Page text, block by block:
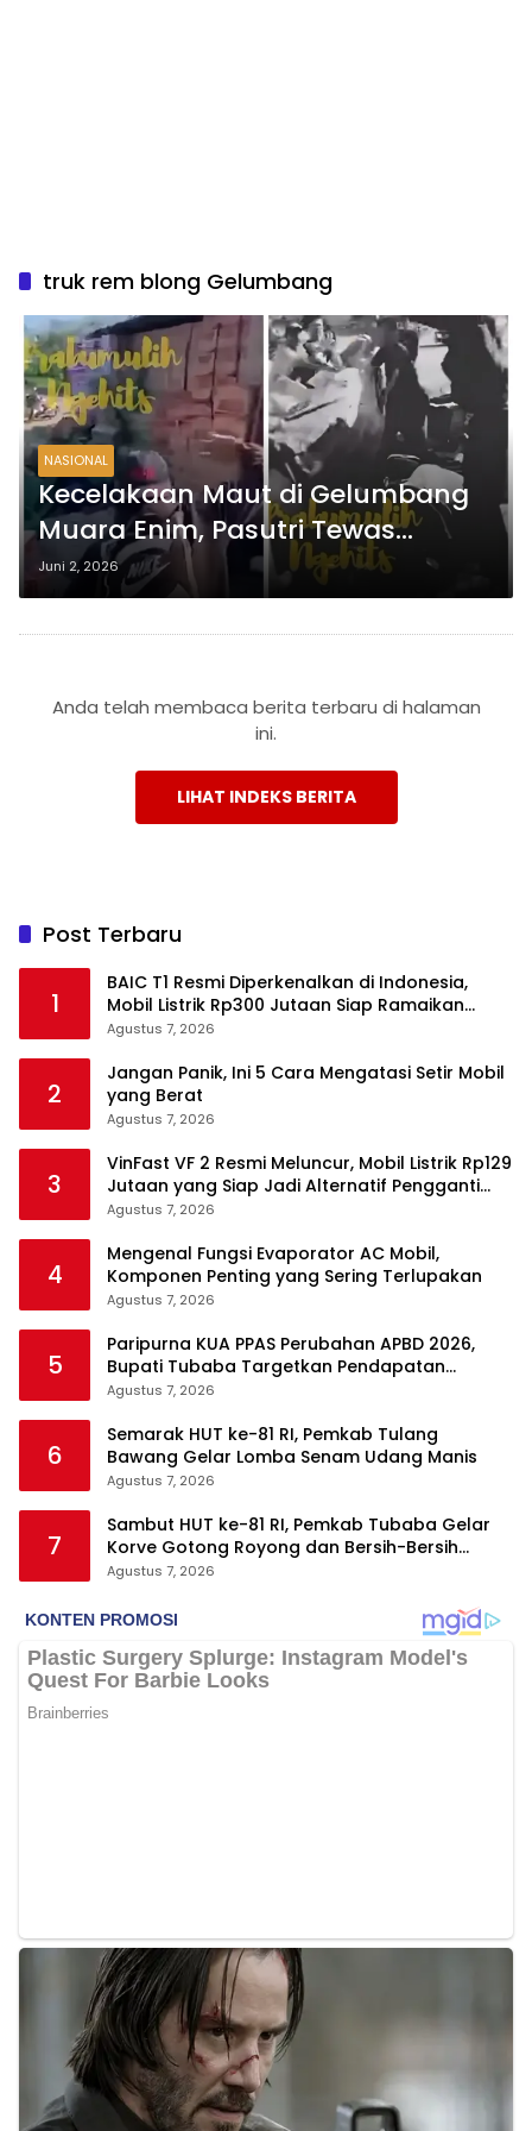
truk rem blong Gelumbang
NASIONAL
Kecelakaan Maut di Gelumbang
Muara Enim, Pasutri Tewas
Tertimpa Truk Pengangkut Mi
Instan
Juni 2, 2026
Anda telah membaca berita terbaru di halaman
ini.
LIHAT INDEKS BERITA
Post Terbaru
1
BAIC T1 Resmi Diperkenalkan di Indonesia,
Mobil Listrik Rp300 Jutaan Siap Ramaikan
Pasar EV
Agustus 7, 2026
2
Jangan Panik, Ini 5 Cara Mengatasi Setir Mobil
yang Berat
Agustus 7, 2026
3
VinFast VF 2 Resmi Meluncur, Mobil Listrik Rp129
Jutaan yang Siap Jadi Alternatif Pengganti
Motor
Agustus 7, 2026
4
Mengenal Fungsi Evaporator AC Mobil,
Komponen Penting yang Sering Terlupakan
Agustus 7, 2026
5
Paripurna KUA PPAS Perubahan APBD 2026,
Bupati Tubaba Targetkan Pendapatan
Daerah Rp820,3 Miliar
Agustus 7, 2026
6
Semarak HUT ke-81 RI, Pemkab Tulang
Bawang Gelar Lomba Senam Udang Manis
Agustus 7, 2026
7
Sambut HUT ke-81 RI, Pemkab Tubaba Gelar
Korve Gotong Royong dan Bersih-Bersih
Serentak
Agustus 7, 2026